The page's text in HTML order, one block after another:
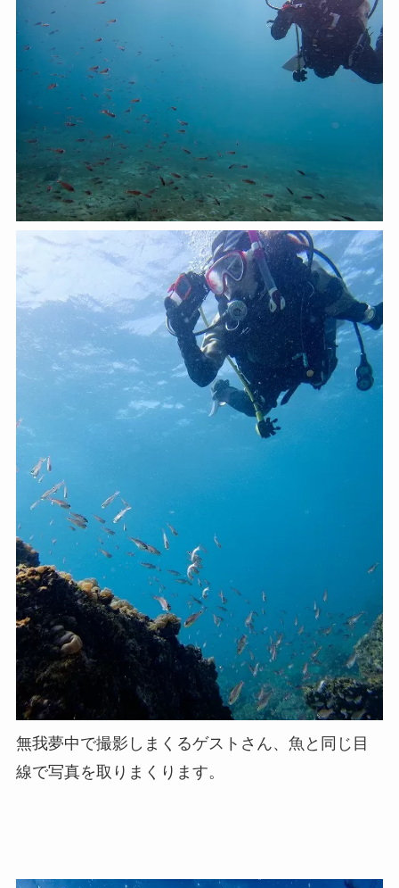
無我夢中で撮影しまくるゲストさん、魚と同じ目
線で写真を取りまくります。